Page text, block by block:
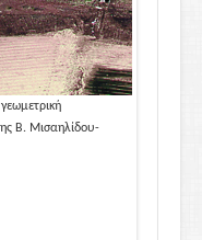
Β. Μισαηλίδου-